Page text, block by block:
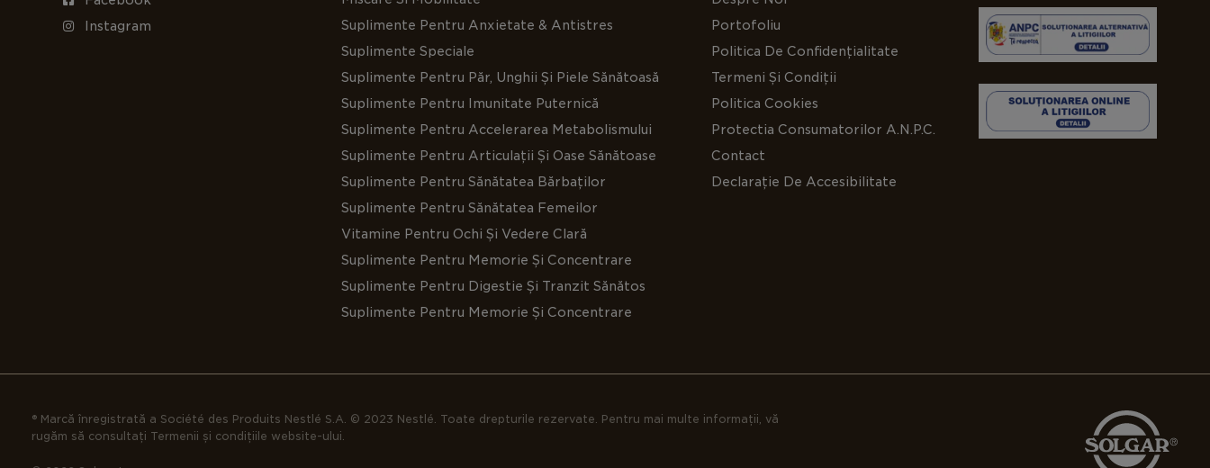
Instagram
Suplimente Pentru Anxietate & Antistres
Suplimente Speciale
Suplimente Pentru Păr, Unghii Și Piele Sănătoasă
Suplimente Pentru Imunitate Puternică
Suplimente Pentru Accelerarea Metabolismului
Suplimente Pentru Articulații Și Oase Sănătoase
Suplimente Pentru Sănătatea Bărbaților
Suplimente Pentru Sănătatea Femeilor
Vitamine Pentru Ochi Și Vedere Clară
Suplimente Pentru Memorie Și Concentrare
Suplimente Pentru Digestie Și Tranzit Sănătos
Suplimente Pentru Memorie Și Concentrare
Portofoliu
Politica De Confidențialitate
Termeni Și Condiții
Politica Cookies
Protectia Consumatorilor A.N.P.C.
Contact
Declarație De Accesibilitate
® Marcă înregistrată a Société des Produits Nestlé S.A. © 2023 Nestlé. Toate drepturile rezervate. Pentru mai multe informații, vă
rugăm să consultați Termenii și condițiile website-ului.